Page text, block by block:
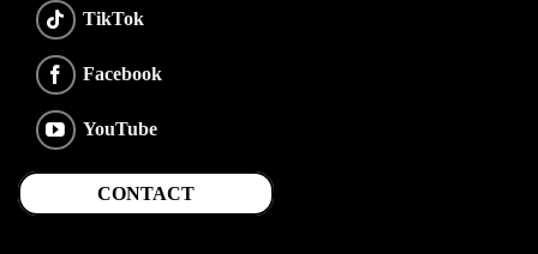
TikTok
Facebook
YouTube
CONTACT